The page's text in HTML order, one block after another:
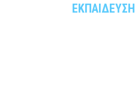
ΕΚΠΑΙΔΕΥΣΗ